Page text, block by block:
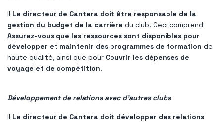
Il Le directeur de Cantera doit être responsable de la
gestion du budget de la carrière du club. Ceci comprend
Assurez-vous que les ressources sont disponibles pour
développer et maintenir des programmes de formation de
haute qualité, ainsi que pour Couvrir les dépenses de
voyage et de compétition.
Développement de relations avec d'autres clubs
Il Le directeur de Cantera doit développer des relations